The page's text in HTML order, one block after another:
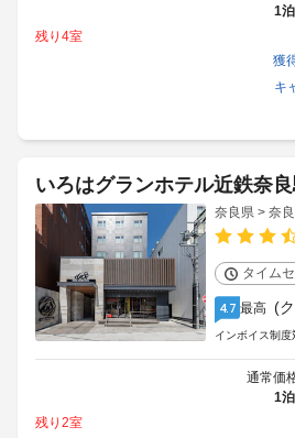
1
残り4室
獲
キ
いろはグランホテル近鉄奈
奈良県 > 奈
タイム
4.7 最高 (
インボイス制度
通常価
1
残り2室